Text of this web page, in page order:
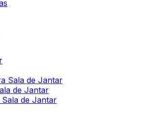
Sala de Jantar
de Jantar
de Jantar